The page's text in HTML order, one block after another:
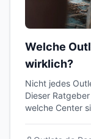
Welche
wirklich?
Nicht jedes
Dieser
welche Center